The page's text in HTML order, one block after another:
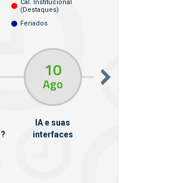
Cal. Institucional
(destaques)
Feriados
10
Ago
IA e suas
interfaces